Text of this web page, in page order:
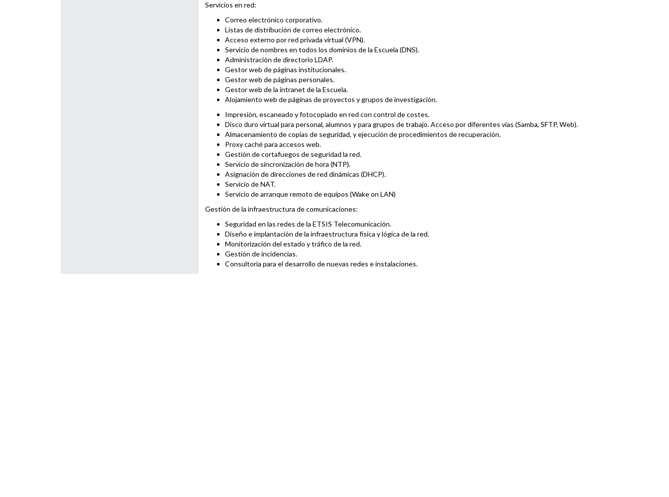
Servicios en red:
Correo electrónico corporativo.
Listas de distribución de correo electrónico.
Acceso externo por red privada virtual (VPN).
Servicio de nombres en todos los dominios de la Escuela (DNS).
Administración de directorio LDAP.
Gestor web de páginas institucionales.
Gestor web de páginas personales.
Gestor web de la intranet de la Escuela.
Alojamiento web de páginas de proyectos y grupos de investigación.
Impresión, escaneado y fotocopiado en red con control de costes.
Disco duro virtual para personal, alumnos y para grupos de trabajo. Acceso por diferentes vías (Samba, SFTP, Web).
Almacenamiento de copias de seguridad, y ejecución de procedimientos de recuperación.
Proxy caché para accesos web.
Gestión de cortafuegos de seguridad la red.
Servicio de sincronización de hora (NTP).
Asignación de direcciones de red dinámicas (DHCP).
Servicio de NAT.
Servicio de arranque remoto de equipos (Wake on LAN)
Gestión de la infraestructura de comunicaciones:
Seguridad en las redes de la ETSIS Telecomunicación.
Diseño e implantación de la infraestructura física y lógica de la red.
Monitorización del estado y tráfico de la red.
Gestión de incidencias.
Consultoría para el desarrollo de nuevas redes e instalaciones.